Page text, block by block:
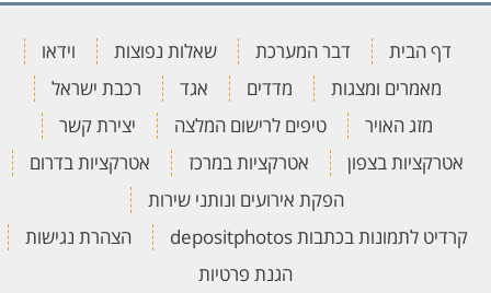
דף הבית דבר המערכת שאלות נפוצות
וידאו
מאמרים ומצגות
מדדים אגד
רכבת ישראל
מזג האויר
טיפים לרישום המלצה
יצירת קשר
אטרקציות בצפון
אטרקציות במרכז
אטרקציות בדרום
הפקת אירועים ונותני שירות
קרדיט לתמונות בכתבות depositphotos
הצהרת נגישות
הגנת פרטיות